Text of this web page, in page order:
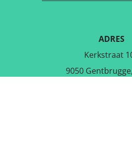
ADRES
Kerkstraat
9050